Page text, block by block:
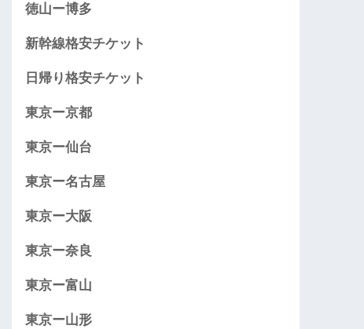
徳山ー博多
新幹線格安チケット
日帰り格安チケット
東京ー京都
東京ー仙台
東京ー名古屋
東京ー大阪
東京ー奈良
東京ー富山
東京ー山形